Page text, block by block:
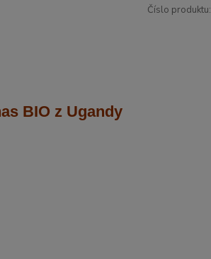
Číslo produktu:
BIO z Ugandy